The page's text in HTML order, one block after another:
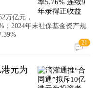
万亿元，
；2024年末社保基金资产规
21
元为